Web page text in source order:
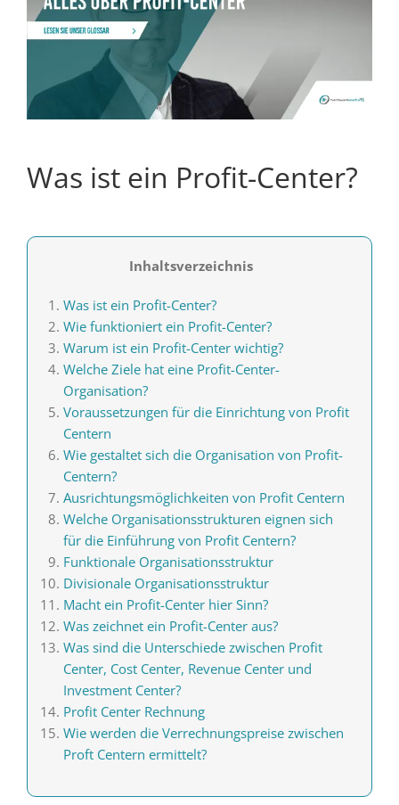
Was ist ein Profit-Center?
Inhaltsverzeichnis
Was ist ein Profit-Center?
Wie funktioniert ein Profit-Center?
Warum ist ein Profit-Center wichtig?
Welche Ziele hat eine Profit-Center-
Organisation?
Voraussetzungen für die Einrichtung von Profit
Centern
Wie gestaltet sich die Organisation von Profit-
Centern?
Ausrichtungsmöglichkeiten von Profit Centern
Welche Organisationsstrukturen eignen sich
für die Einführung von Profit Centern?
Funktionale Organisationsstruktur
Divisionale Organisationsstruktur
Macht ein Profit-Center hier Sinn?
Was zeichnet ein Profit-Center aus?
Was sind die Unterschiede zwischen Profit
Center, Cost Center, Revenue Center und
Investment Center?
Profit Center Rechnung
Wie werden die Verrechnungspreise zwischen
Proft Centern ermittelt?